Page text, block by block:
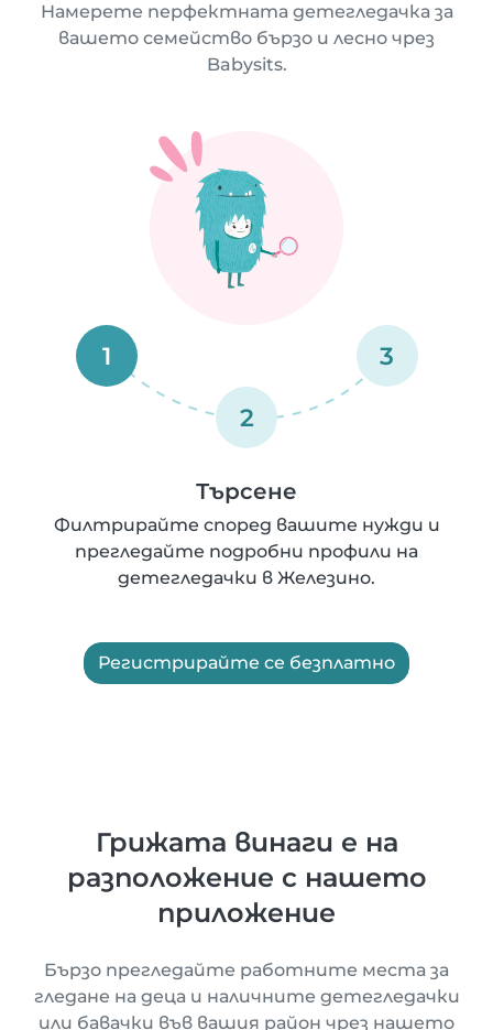
Намерете перфектната детегледачка за
вашето семейство бързо и лесно чрез
Babysits.
1
2
3
Търсене
Филтрирайте според вашите нужди и
прегледайте подробни профили на
детегледачки в Железино.
Регистрирайте се безплатно
Грижата винаги е на
разположение с нашето
приложение
Бързо прегледайте работните места за
гледане на деца и наличните детегледачки
или бавачки във вашия район чрез нашето